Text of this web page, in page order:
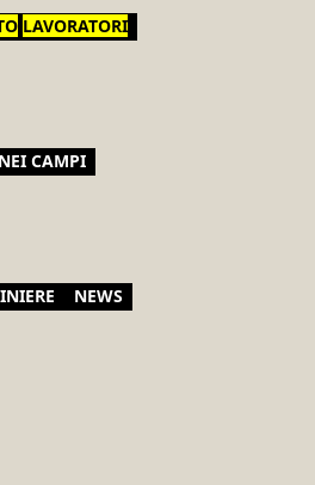
LAVORATORI
NEI CAMPI
NEWS